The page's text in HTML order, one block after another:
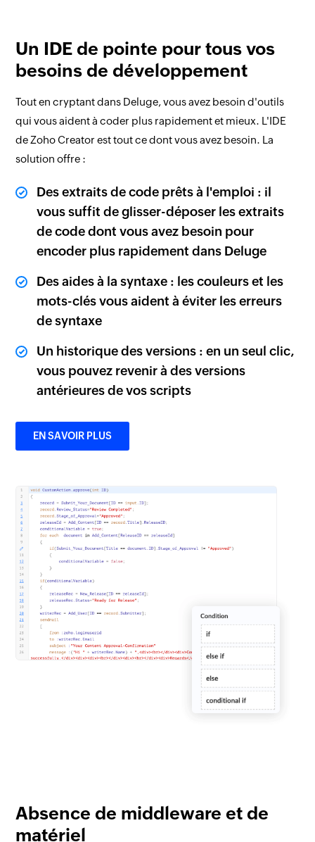
Un IDE de pointe pour tous vos
besoins de développement
Tout en cryptant dans Deluge, vous avez besoin d'outils
qui vous aident à coder plus rapidement et mieux. L'IDE
de Zoho Creator est tout ce dont vous avez besoin. La
solution offre :
Des extraits de code prêts à l'emploi : il
vous suffit de glisser-déposer les extraits
de code dont vous avez besoin pour
encoder plus rapidement dans Deluge
Des aides à la syntaxe : les couleurs et les
mots-clés vous aident à éviter les erreurs
de syntaxe
Un historique des versions : en un seul clic,
vous pouvez revenir à des versions
antérieures de vos scripts
EN SAVOIR PLUS
Absence de middleware et de
matériel